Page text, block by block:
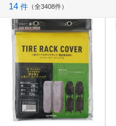
14 件 全3408件